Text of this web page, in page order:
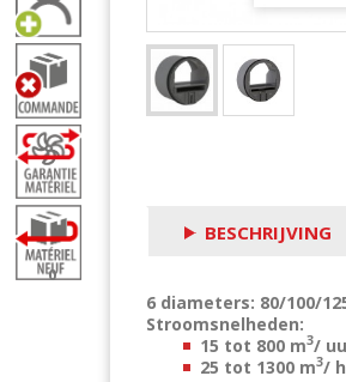
0
BESCHRIJVING
6 diameters: 80/100/
Stroomsnelheden:
15 tot 800 m3/
25 tot 1300 m3/